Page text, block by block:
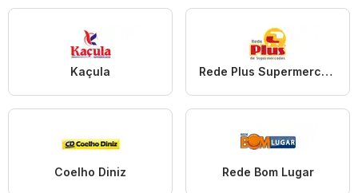
Kaçula Rede Plus Supermercados
Coelho Diniz Rede Bom Lugar